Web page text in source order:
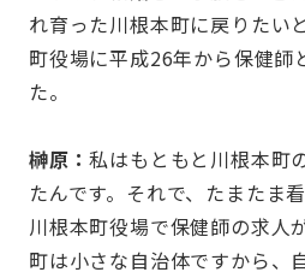
れ育った川根本町に戻りたい
町役場に平成26年から保健師
た。
榊原：私はもともと川根本町
たんです。それで、たまたま
川根本町役場で保健師の求人
町は小さな自治体ですから、